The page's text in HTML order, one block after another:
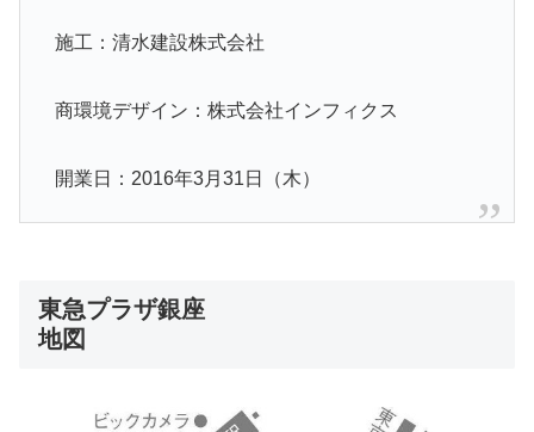
施工：清水建設株式会社
商環境デザイン：株式会社インフィクス
開業日：2016年3月31日（木）
東急プラザ銀座
地図